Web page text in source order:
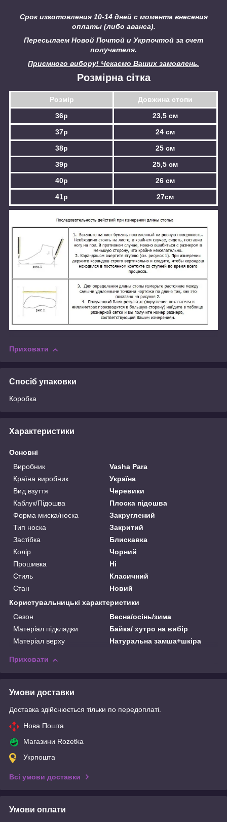
Срок изготовления 10-14 дней с момента внесения
оплаты (либо аванса).
Пересылаем Новой Почтой и Укрпочтой за счет
получателя.
Приємного вибору! Чекаємо Ваших замовлень.
Розмір Довжина стопи
Розмірна сітка
36р
23,5 см
37р
24 см
38р
25 см
39р
25,5 см
40р
26 см
41р
27см
Приховати
Спосіб упаковки
Коробка
Характеристики
Основні
Виробник
Vasha Para
Країна виробник
Україна
Вид взуття
Черевики
Каблук/Підошва
Плоска підошва
Форма миска/носка
Закруглений
Тип носка
Закритий
Застібка
Блискавка
Колір
Чорний
Прошивка
Ні
Стиль
Класичний
Стан
Новий
Користувальницькі характеристики
Сезон
Весна/осінь/зима
Матеріал підкладки
Байка/ хутро на вибір
Матеріал верху
Натуральна замша+шкіра
Приховати
Умови доставки
Доставка здійснюється тільки по передоплаті.
Нова Пошта
Магазини Rozetka
Укрпошта
Всі умови доставки
Умови оплати